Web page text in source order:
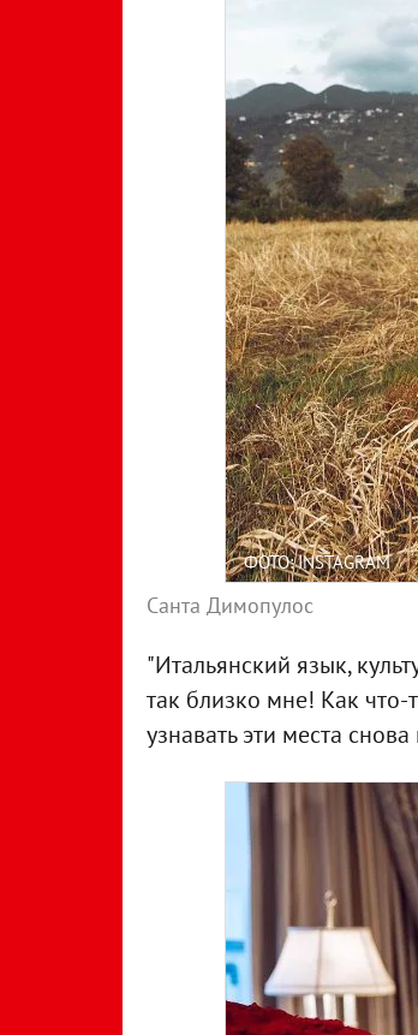
ФОТО: INSTAGRAM
Санта Димопулос
"Итальянский язык,
так близко мне! Как
узнавать эти места